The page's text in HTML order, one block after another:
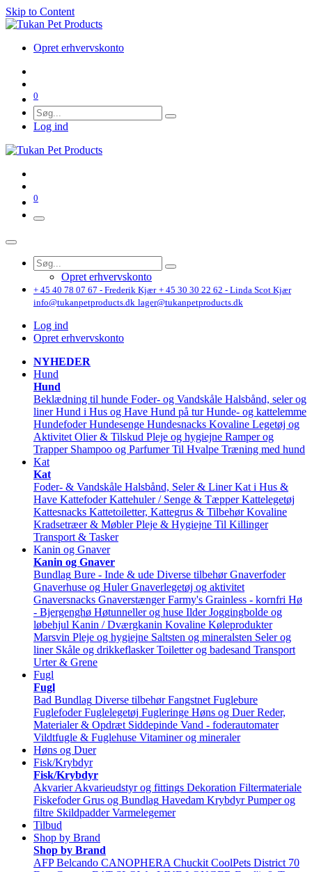
Skip to Content
Opret erhvervskonto
0
Log ind
0
Opret erhvervskonto
+ 45 40 78 07 67 - Frederik Kjær + 45 30 30 22 62 - Linda Scot Kjær
info@tukanpetproducts.dk lager@tukanpetproducts.dk
Log ind
Opret erhvervskonto
NYHEDER
Hund
Hund
Beklædning til hunde Foder- og Vandskåle Halsbånd, seler og
liner Hund i Hus og Have Hund på tur Hunde- og kattelemme
Hundefoder Hundesenge Hundesnacks Kovaline Legetøj og
Aktivitet Olier & Tilskud Pleje og hygiejne Ramper og
Trapper Shampoo og Parfumer Til Hvalpe Træning med hund
Kat
Kat
Foder- & Vandskåle Halsbånd, Seler & Liner Kat i Hus &
Have Kattefoder Kattehuler / Senge & Tæpper Kattelegetøj
Kattesnacks Kattetoiletter, Kattegrus & Tilbehør Kovaline
Kradsetræer & Møbler Pleje & Hygiejne Til Killinger
Transport & Tasker
Kanin og Gnaver
Kanin og Gnaver
Bundlag Bure - Inde & ude Diverse tilbehør Gnaverfoder
Gnaverhuse og Huler Gnaverlegetøj og aktivitet
Gnaversnacks Gnaverstænger Farmy's Grainless - kornfri Hø
- Bjergenghø Høtunneller og huse Ilder Joggingbolde og
løbehjul Kanin / Dværgkanin Kovaline Køleprodukter
Marsvin Pleje og hygiejne Saltsten og mineralsten Seler og
liner Skåle og drikkeflasker Toiletter og badesand Transport
Urter & Grene
Fugl
Fugl
Bad Bundlag Diverse tilbehør Fangstnet Fuglebure
Fuglefoder Fuglelegetøj Fugleringe Høns og Duer Reder,
Materialer & Opdræt Siddepinde Vand - foderautomater
Vildtfugle & Fuglehuse Vitaminer og mineraler
Høns og Duer
Fisk/Krybdyr
Fisk/Krybdyr
Akvarier Akvarieudstyr og fittings Dekoration Filtermateriale
Fiskefoder Grus og Bundlag Havedam Krybdyr Pumper og
filtre Skildpadder Varmelegemer
Tilbud
Shop by Brand
Shop by Brand
AFP Belcando CANOPHERA Chuckit CoolPets District 70